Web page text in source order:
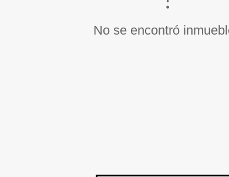
No se encontró